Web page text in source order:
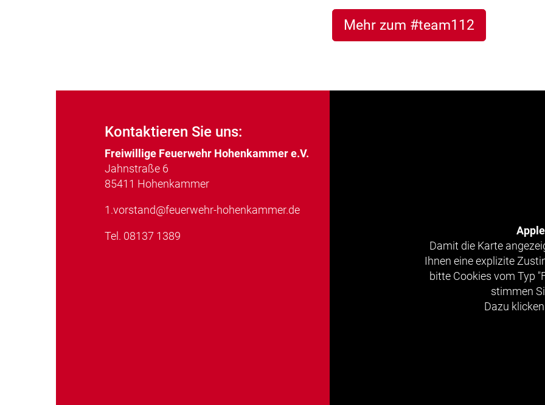
Mehr zum #team112
Kontaktieren Sie uns:
Freiwillige Feuerwehr Hohenkammer e.V.
Jahnstraße 6
85411 Hohenkammer
1.vorstand@feuerwehr-hohenkammer.de
Tel. 08137 1389
Damit die Karte
Ihnen eine explizite
bitte Cookies vom Typ
stimmen
Dazu